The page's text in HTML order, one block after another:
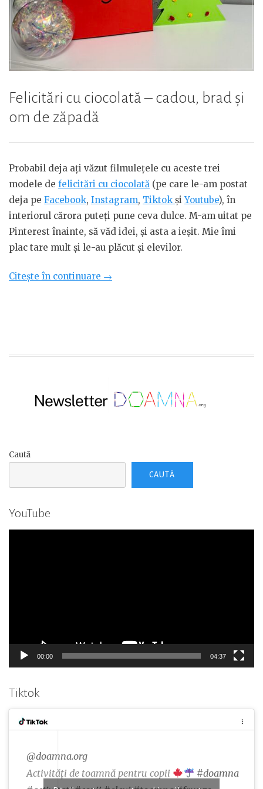
Felicitări cu ciocolată – cadou, brad și
om de zăpadă
Probabil deja ați văzut filmulețele cu aceste trei
modele de felicitări cu ciocolată (pe care le-am postat
deja pe Facebook, Instagram, Tiktok șiYoutube), în
interiorul cărora puteți pune ceva dulce. M-am uitat pe
Pinterest înainte, să văd idei, și asta a ieșit. Mie îmi
plac tare mult și le-au plăcut și elevilor.
Citește în continuare „Felicitări
brad
de
→
Caută
CAUTĂ
YouTube
00:00 04:37
Tiktok
@doamna.org
Activități de toamnă pentru copii
#doamna